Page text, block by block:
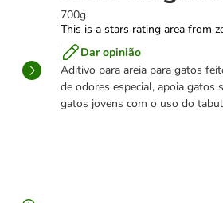
700g
This is a stars rating area from
Dar opinião
Aditivo para areia para gatos
de odores especial, apoia gatos
gatos jovens com o uso do